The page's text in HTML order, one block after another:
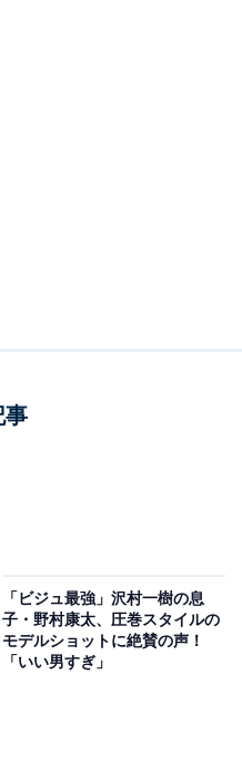
事
「ビジュ最強」沢村一樹の息
子・野村康太、圧巻スタイルの
モデルショットに絶賛の声！
「いい男すぎ」